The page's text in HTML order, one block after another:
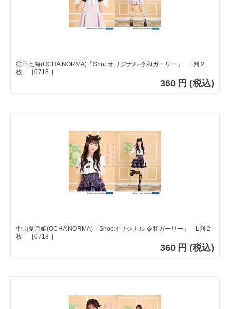
窪田七海(OCHA NORMA)「Shopオリジナル 令和ガーリー」 L判 2
枚 ［0718-］
360 円 (税込)
中山夏月姫(OCHA NORMA)「Shopオリジナル 令和ガーリー」 L判 2
枚 ［0718-］
360 円 (税込)